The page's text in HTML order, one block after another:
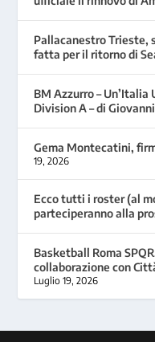
Pallacanestro Trieste,
fatta per il ritorno di
BM Azzurro – Un’Italia
Division A – di
Gema Montecatini,
19, 2026
Ecco tutti i roster (al
parteciperanno alla
Basketball Roma
collaborazione con
Luglio 19, 2026